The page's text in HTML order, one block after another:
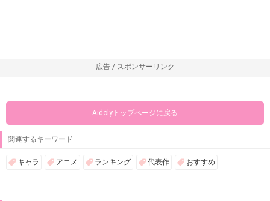
広告 / スポンサーリンク
Aidolyトップページに戻る
関連するキーワード
キャラ アニメ ランキング 代表作 おすすめ